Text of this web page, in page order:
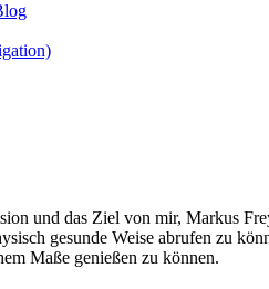
und das Ziel von mir, Markus
gesunde Weise abrufen zu
Maße genießen zu können.